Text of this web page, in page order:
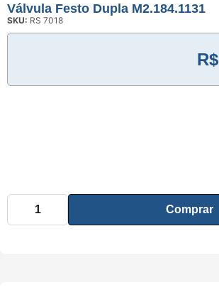
Válvula Festo Dupla M2.184.1131
SKU: RS 7018
R$
Comprar